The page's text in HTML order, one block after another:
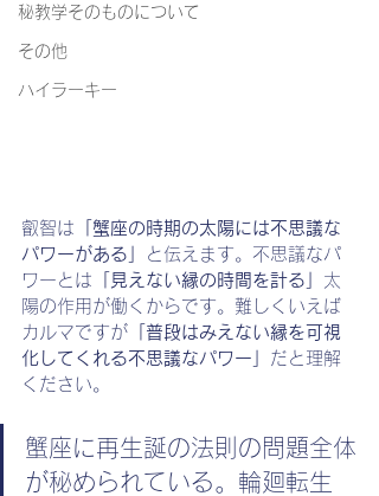
秘教学そのものについて
その他
ハイラーキー
叡智は 「蟹座の時期の太陽には不思議な
パワーがある」
と伝えます。不思議なパ
ワーとは 「見えない縁の時間を計る」 太
陽の作用が働くからです。難しくいえば
カルマですが 「普段はみえない縁を可視
化してくれる不思議なパワー」 だと理解
ください。
蟹座に再生誕の法則の問題全体
が秘められている。輪廻転生